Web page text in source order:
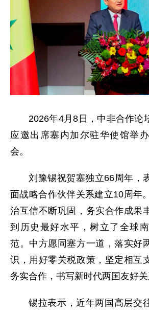
2026年4月8日，中非合作论
应邀出席塞内加尔驻华使馆举
会。
刘豫锡祝贺塞独立66周年，
面战略合作伙伴关系建立10周年
治互信不断巩固，务实合作成果
到历史最好水平，树立了全球
范。中方愿同塞方一道，落实好
识，用好零关税政策，坚定相互
务实合作，书写新时代两国友好关
锡拉表示，近年两国高层交